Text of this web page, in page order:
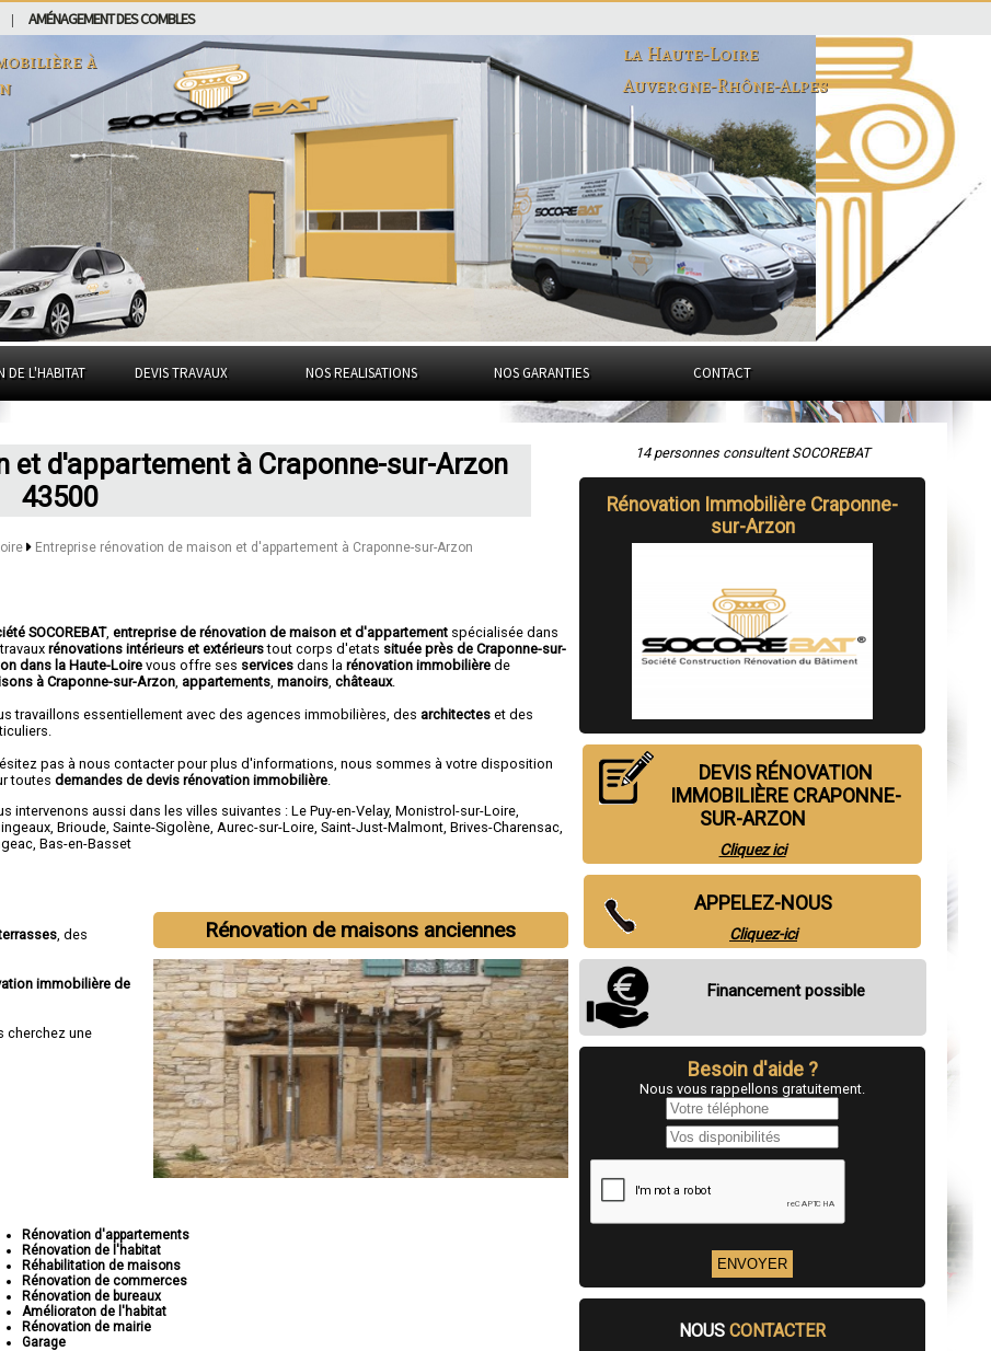
AMÉNAGEMENT DES COMBLES
à
la Haute-Loire
Auvergne-Rhône-Alpes
DE L'HABITAT DEVIS TRAVAUX NOS REALISATIONS NOS GARANTIES CONTACT
et d'appartement à Craponne-sur-Arzon
43500
Entreprise rénovation de maison et d'appartement à Craponne-sur-Arzon
SOCOREBAT,entreprise de rénovation de maison et d'appartement spécialisée dans
travauxrénovations intérieurs et extérieurstout corps d'etats située près de Craponne-sur-
dans la Haute-Loirevous offre ses services dans larénovation immobilière de
à Craponne-sur-Arzon appartements ,manoirs ,châteaux.
travaillons essentiellement avec des agences immobilières, des architectes et des
pas à nous contacter pour plus d'informations, nous sommes à votre disposition
toutesdemandes de devis rénovation immobilière
intervenons aussi dans les villes suivantes :Le Puy-en-Velay,Monistrol-sur-Loire
,Brioude ,Sainte-Sigolène Aurec-sur-Loire ,Saint-Just-Malmont ,Brives-Charensac
,Bas-en-Basset
Rénovation de maisons anciennes
, des
immobilière de
cherchez une
Rénovation d'appartements
Rénovation de l'habitat
Réhabilitation de maisons
Rénovation de commerces
Rénovation de bureaux
Amélioraton de l'habitat
Rénovation de mairie
Garage
14 personnes consultent SOCOREBAT
Rénovation Immobilière Craponne-
sur-Arzon
DEVIS RÉNOVATION
IMMOBILIÈRE CRAPONNE-
SUR-ARZON
Cliquez ici
APPELEZ-NOUS
Cliquez-ici
Financement possible
Besoin d'aide ?
Nous vous rappellons gratuitement.
NOUS CONTACTER